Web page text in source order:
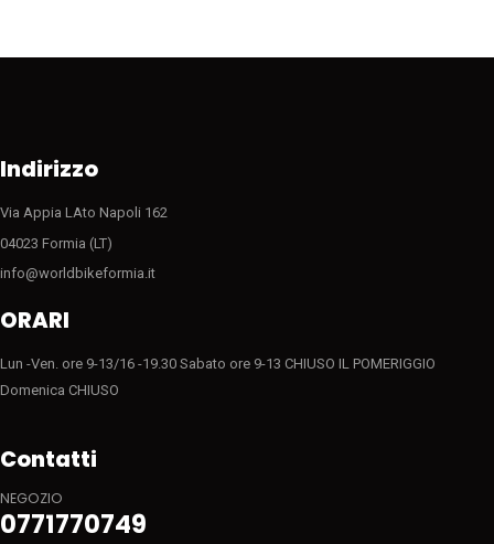
Indirizzo
Via Appia LAto Napoli 162
04023 Formia (LT)
info@worldbikeformia.it
ORARI
Lun -Ven. ore 9-13/16 -19.30 Sabato ore 9-13 CHIUSO IL POMERIGGIO
Domenica CHIUSO
Contatti
NEGOZIO
0771770749